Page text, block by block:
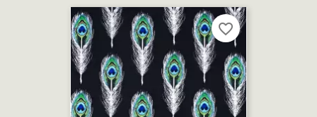
favorite_border